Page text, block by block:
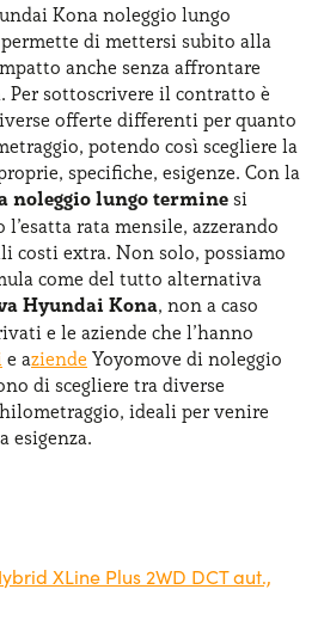
le ibride combinano
per ridurre i consumi e le
Kona noleggio lungo
di mettersi subito alla
anche senza affrontare
Per sottoscrivere il contratto è
offerte differenti per quanto
potendo così scegliere la
specifiche, esigenze. Con la
noleggio lungo termine si
rata mensile, azzerando
costi extra. Non solo, possiamo
come del tutto alternativa
Hyundai Kona, non a caso
e le aziende che l’hanno
e aziende Yoyomove di noleggio
di scegliere tra diverse
ideali per venire
esigenza.
XLine Plus 2WD DCT aut.,